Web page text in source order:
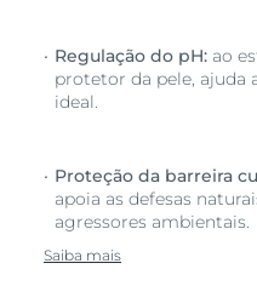
Regulação do pH: ao
protetor da pele, ajuda
ideal.
Proteção da barreira
apoia as defesas
agressores ambientais.
Saiba mais